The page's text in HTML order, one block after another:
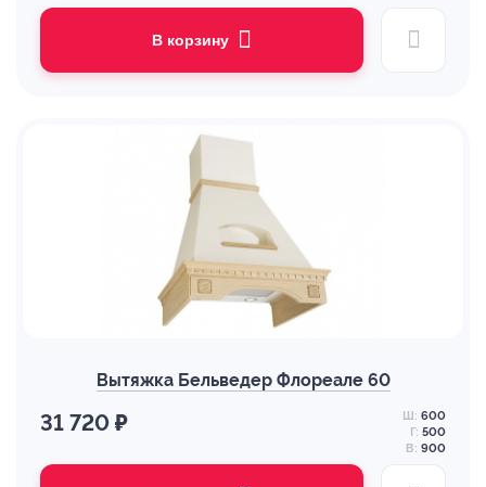
В корзину
Вытяжка Бельведер Флореале 60
31 720 ₽ Ш: 600
Г: 500
В: 900